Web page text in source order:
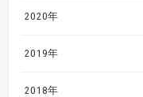
2020年
2019年
2018年